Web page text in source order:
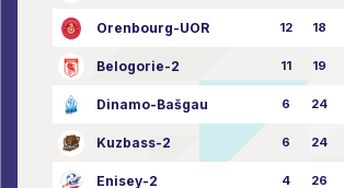
Orenbourg-UOR 12 18
Belogorie-2 11 19
Dinamo-Bašgau 6 24
Kuzbass-2 6 24
Enisey-2 4 26